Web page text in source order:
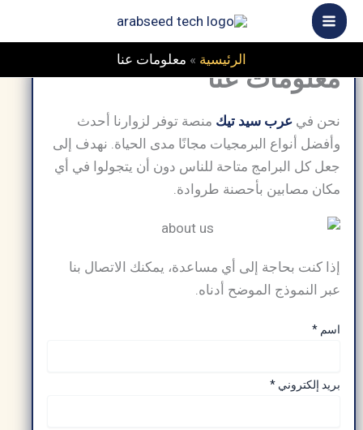
تخطي
إلى
الرئيسية » معلومات عنا
معلومات عنا
نحن فيعرب سيد تيك منصة توفر لزوارنا أحدث
وأفضل أنواع البرمجيات مجانًا مدى الحياة. نهدف إلى
جعل كل البرامج متاحة للناس دون أن يتجولوا في أي
مكان مصابين بأحصنة طروادة.
إذا كنت بحاجة إلى أي مساعدة، يمكنك الاتصال بنا
عبر النموذج الموضح أدناه.
اسم*
ابريد إلكتروني*